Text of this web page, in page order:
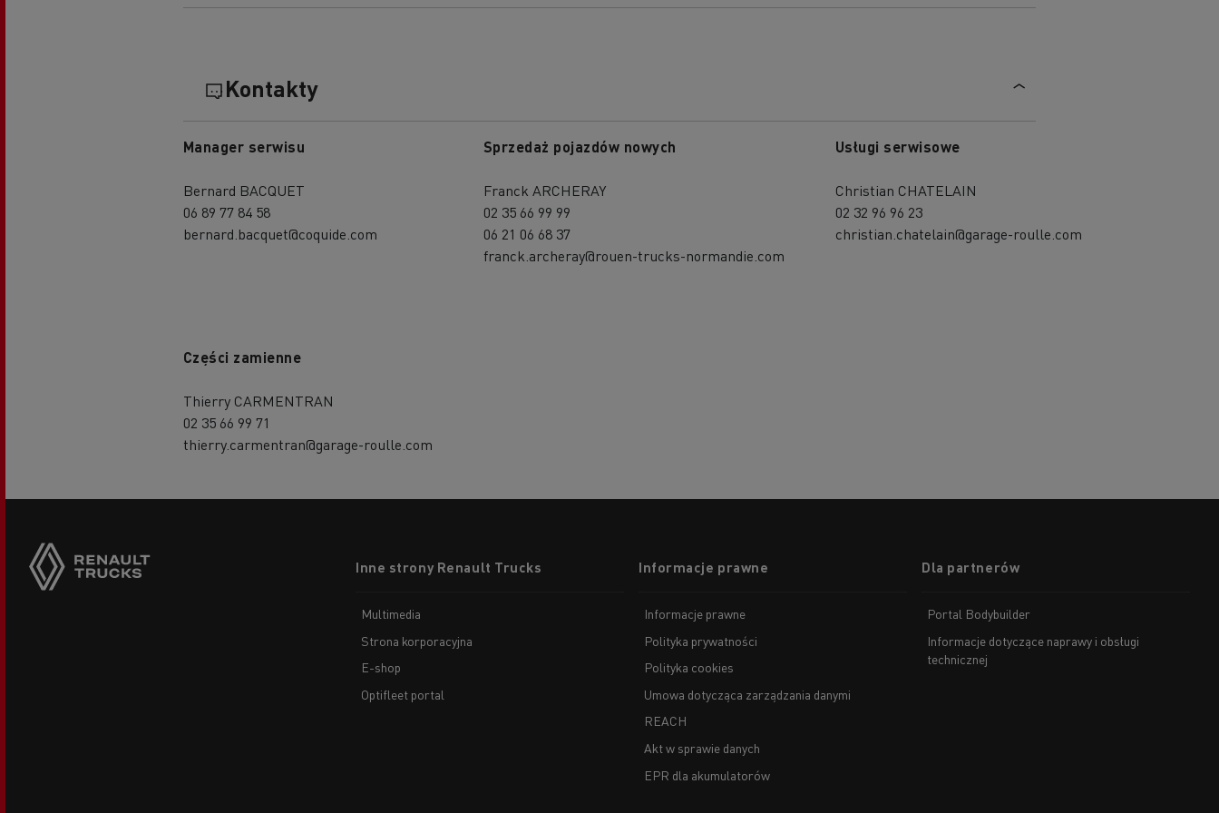
Kontakty
Manager serwisu
Bernard BACQUET
06 89 77 84 58
bernard.bacquet@coquide.com
Sprzedaż pojazdów nowych
Franck ARCHERAY
02 35 66 99 99
06 21 06 68 37
franck.archeray@rouen-trucks-normandie.com
Usługi serwisowe
Christian CHATELAIN
02 32 96 96 23
christian.chatelain@garage-roulle.com
Części zamienne
Thierry CARMENTRAN
02 35 66 99 71
thierry.carmentran@garage-roulle.com
menuInne strony Renault Trucks
Multimedia
Strona korporacyjna
E-shop
Optifleet portal
Informacje prawne
Informacje prawne
Polityka prywatności
Polityka cookies
Umowa dotycząca zarządzania danymi
REACH
Akt w sprawie danych
EPR dla akumulatorów
Dla partnerów
Portal Bodybuilder
Informacje dotyczące naprawy i obsługi
technicznej